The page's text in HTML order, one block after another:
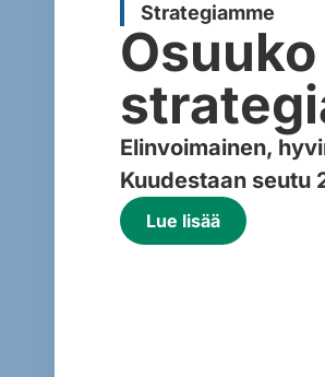
Strategiamme
Elinvoimainen,
Kuudestaan seutu
Lue lisää